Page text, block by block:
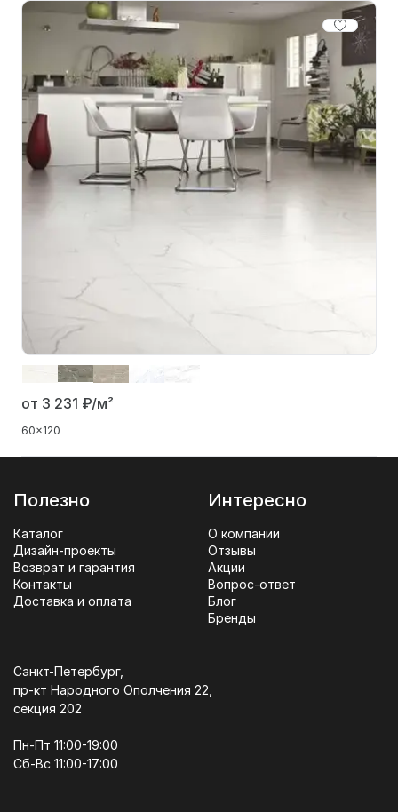
от 3 231 ₽/м²
60x120
Полезно
Каталог
Дизайн-проекты
Возврат и гарантия
Контакты
Доставка и оплата
Интересно
О компании
Отзывы
Акции
Вопрос-ответ
Блог
Бренды
Санкт-Петербург,
пр-кт Народного Ополчения 22,
секция 202
Пн-Пт 11:00-19:00
Сб-Вс 11:00-17:00